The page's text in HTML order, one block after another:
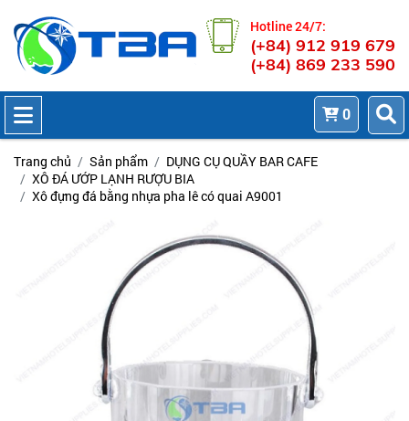
Hotline 24/7:
(+84) 912 919 679
(+84) 869 233 590
0
Trang chủ Sản phẩm
DỤNG CỤ QUẦY BAR CAFE
XÔ ĐÁ ƯỚP LẠNH RƯỢU BIA
Xô đựng đá bằng nhựa pha lê có quai A9001